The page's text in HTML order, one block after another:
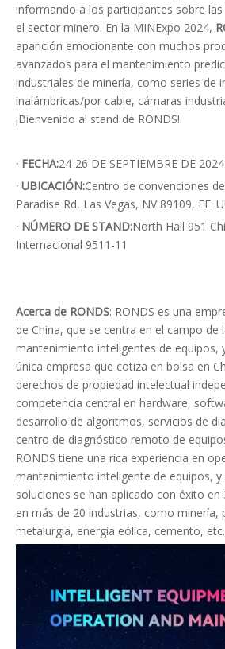
informando a los participantes sobre
el sector minero. En la MINExpo 2024,
aparición emocionante con muchos
avanzados para el mantenimiento
industriales de minería, como series de
inalámbricas/por cable, cámaras
¡Bienvenido al stand de RONDS!
· FECHA:24-26 DE SEPTIEMBRE DE 2024
· UBICACIÓN:Centro de convenciones
Paradise Rd, Las Vegas, NV 89109, EE.
· NÚMERO DE STAND:North Hall 951
Internacional 9511-11
Acerca de RONDS: RONDS es una
de China, que se centra en el campo de
mantenimiento inteligentes de equipos,
única empresa que cotiza en bolsa en
derechos de propiedad intelectual
competencia central en hardware,
desarrollo de algoritmos, servicios de
centro de diagnóstico remoto de
RONDS tiene una rica experiencia en
mantenimiento inteligente de equipos,
soluciones se han aplicado con éxito en
en más de 20 industrias, como minería,
metalurgia, energía eólica, cemento, etc.